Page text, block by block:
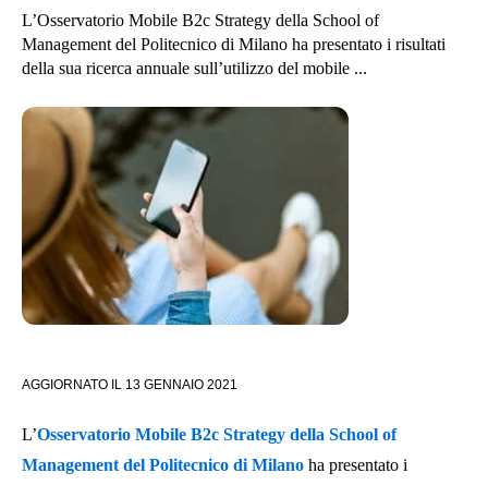
L’Osservatorio Mobile B2c Strategy della School of
Management del Politecnico di Milano ha presentato i risultati
della sua ricerca annuale sull’utilizzo del mobile ...
AGGIORNATO IL 13 GENNAIO 2021
L’Osservatorio Mobile B2c Strategy della School of
Management del Politecnico di Milano ha presentato i